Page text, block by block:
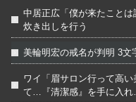
中居正広「僕が来たこと
炊き出しを行う
美輪明宏の戒名が判明 3文
ワイ「眉サロン行って高
て…『清潔感』を手に入